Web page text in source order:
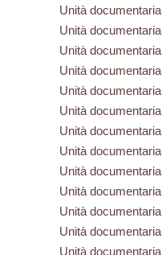
Unità documentaria
Unità documentaria
Unità documentaria
Unità documentaria
Unità documentaria
Unità documentaria
Unità documentaria
Unità documentaria
Unità documentaria
Unità documentaria
Unità documentaria
Unità documentaria
Unità documentaria